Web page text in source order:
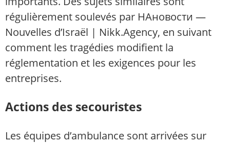
régulièrement soulevés par НАновости —
Nouvelles d’Israël | Nikk.Agency, en suivant
comment les tragédies modifient la
réglementation et les exigences pour les
entreprises.
Actions des secouristes
Les équipes d’ambulance sont arrivées sur